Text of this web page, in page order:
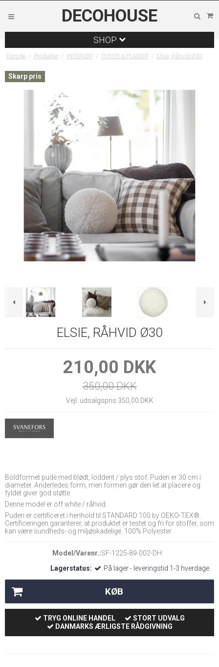
DECOHOUSE
SHOP
Forside / Produkter / INTERIØR / PUDER & PLAIDER / Elsie, Råhvid Ø30
Skarp pris
ELSIE, RÅHVID Ø30
210,00 DKK
350,00 DKK
Vejl. udsalgspris 350,00 DKK
Boldformet pude med blødt, loddent / plys stof. Puden er 30 cm i
diameter. Anderledes form, men formen gør den let at placere og
fyldet giver god støtte.
Denne model er off white / råhvid.
Puden er certificeret i henhold til STANDARD 100 by OEKO-TEX®.
Certificeringen garanterer, at produktet er testet og fri for stoffer, som
kan være sundheds- og miljøskadelige. 100% Polyester.
Model/Varenr.:SF-1225-89-002-DH
Lagerstatus:
På lager - leveringstid 1-3 hverdage
KØB
TRYG ONLINE HANDEL
STORT UDVALG
DANMARKS ÆRLIGSTE RÅDGIVNING